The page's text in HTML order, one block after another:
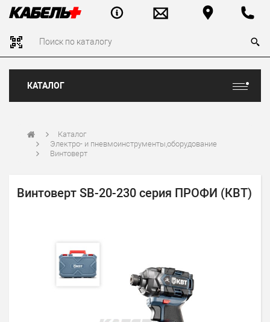
КАТАЛОГ
Каталог
Электро- и пневмоинструменты,оборудование
Винтоверт
Винтоверт SB-20-230 серия ПРОФИ (КВТ)